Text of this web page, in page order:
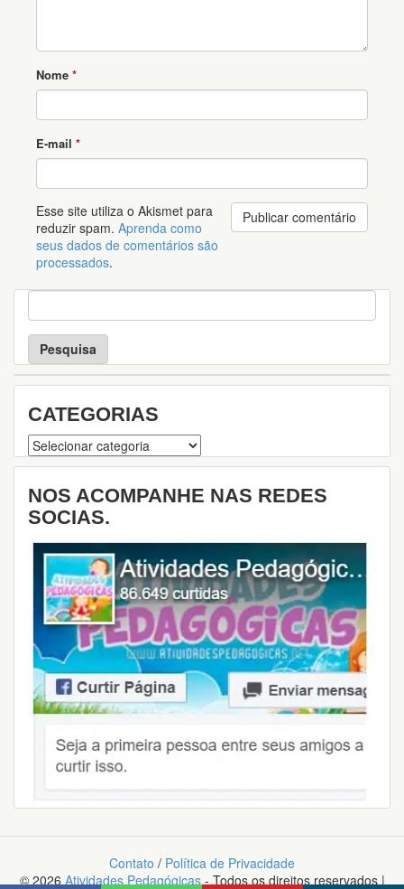
Nome *
E-mail *
Esse site utiliza o Akismet para
reduzir spam. Aprenda como
seus dados de comentários são
processados.
P
e
s
u
i
a
CATEGORIAS
Categorias
NOS ACOMPANHE NAS REDES
SOCIAS.
Contato / Política de Privacidade
© 2026Atividades Pedagógicas- Todos os direitos reservados |